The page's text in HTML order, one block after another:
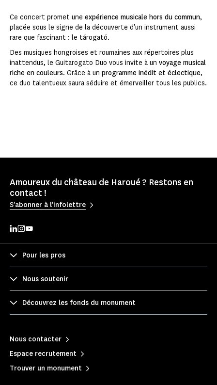
Ce concert promet une expérience musicale hors du commun,
placée sous le signe de la découverte d’un instrument aussi
rare que fascinant : le tárogató.
Des musiques hongroises et roumaines aux répertoires plus
inattendus, le Guitarogato Duo vous invite à un voyage musical
riche en couleurs. Grâce à un programme inédit et éclectique,
ce duo talentueux saura séduire et émerveiller tous les publics.
Amoureux du château de Haroué ? Restons en
contact !
S'abonner à l'infolettre
Pour les pros
Nous soutenir
Découvrez les fonds du monument
Nous contacter
Espace recrutement
Trouver un monument